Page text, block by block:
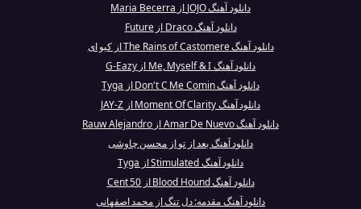
دانلود آهنگ JOJO از Maria Becerra
دانلود آهنگ Draco از Future
دانلود آهنگ The Rains of Castomere از کیو ای
دانلود آهنگ Me, Myself & I از G-Eazy
دانلود آهنگ Don't C Me Comin از Tyga
دانلود آهنگ Moment Of Clarity از JAY-Z
دانلود آهنگ Amar De Nuevo از Rauw Alejandro
دانلود آهنگ بعد از تو از محسن چاوشی
دانلود آهنگ Stimulated از Tyga
دانلود آهنگ Blood Hound از 50 Cent
دانلود آهنگ مقدمه: دل تنگ از محمد اصفهانی